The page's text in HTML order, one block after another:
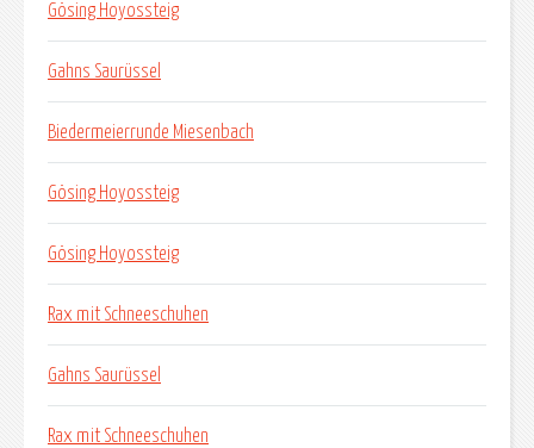
Gösing Hoyossteig
Gahns Saurüssel
Biedermeierrunde Miesenbach
Gösing Hoyossteig
Gösing Hoyossteig
Rax mit Schneeschuhen
Gahns Saurüssel
Rax mit Schneeschuhen